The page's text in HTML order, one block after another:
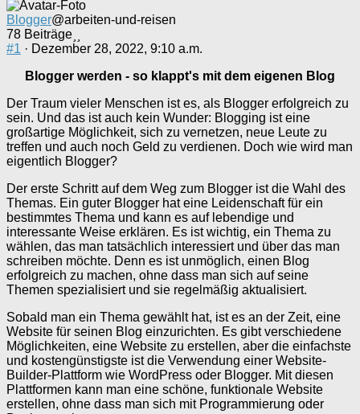
Blogger@arbeiten-und-reisen
78 Beiträge
#1 · Dezember 28, 2022, 9:10 a.m.
Blogger werden - so klappt's mit dem eigenen Blog
Der Traum vieler Menschen ist es, als Blogger erfolgreich zu
sein. Und das ist auch kein Wunder: Blogging ist eine
großartige Möglichkeit, sich zu vernetzen, neue Leute zu
treffen und auch noch Geld zu verdienen. Doch wie wird man
eigentlich Blogger?
Der erste Schritt auf dem Weg zum Blogger ist die Wahl des
Themas. Ein guter Blogger hat eine Leidenschaft für ein
bestimmtes Thema und kann es auf lebendige und
interessante Weise erklären. Es ist wichtig, ein Thema zu
wählen, das man tatsächlich interessiert und über das man
schreiben möchte. Denn es ist unmöglich, einen Blog
erfolgreich zu machen, ohne dass man sich auf seine
Themen spezialisiert und sie regelmäßig aktualisiert.
Sobald man ein Thema gewählt hat, ist es an der Zeit, eine
Website für seinen Blog einzurichten. Es gibt verschiedene
Möglichkeiten, eine Website zu erstellen, aber die einfachste
und kostengünstigste ist die Verwendung einer Website-
Builder-Plattform wie WordPress oder Blogger. Mit diesen
Plattformen kann man eine schöne, funktionale Website
erstellen, ohne dass man sich mit Programmierung oder